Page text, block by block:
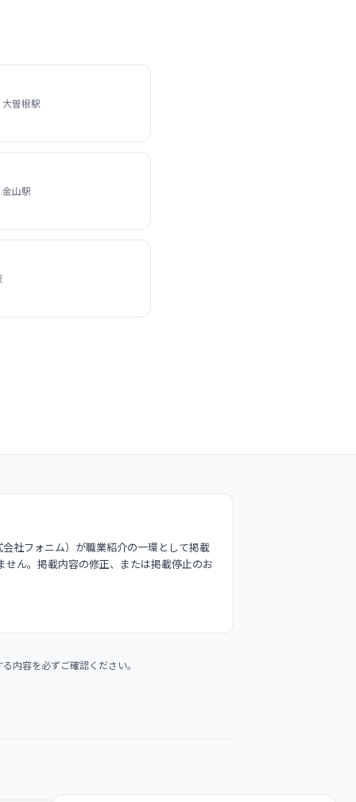
曽根駅
山駅
社フォニム）が職業紹介の一環として掲載
ん。掲載内容の修正、または掲載停止のお
内容を必ずご確認ください。